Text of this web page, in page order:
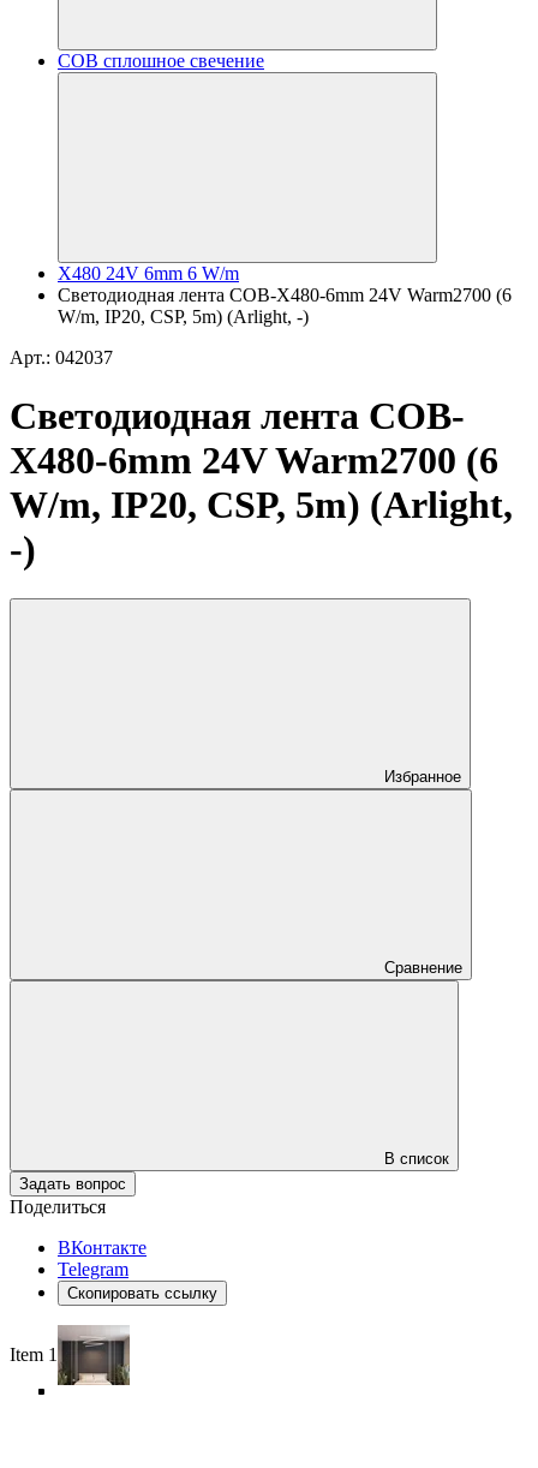
COB сплошное свечение
X480 24V 6mm 6 W/m
Светодиодная лента COB-X480-6mm 24V Warm2700 (6
W/m, IP20, CSP, 5m) (Arlight, -)
Арт.: 042037
Светодиодная лента COB-
X480-6mm 24V Warm2700 (6
W/m, IP20, CSP, 5m) (Arlight,
-)
Избранное
Сравнение
В список
Задать вопрос
Поделиться
ВКонтакте
Telegram
Скопировать ссылку
Item 1 of 6